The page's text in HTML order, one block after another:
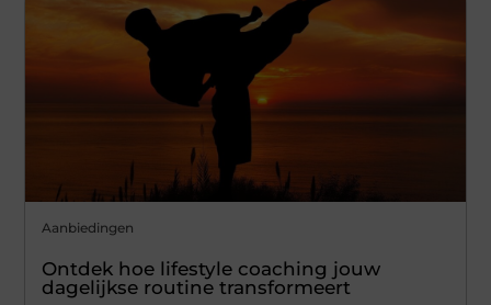
Aanbiedingen
Ontdek hoe lifestyle coaching jouw
dagelijkse routine transformeert